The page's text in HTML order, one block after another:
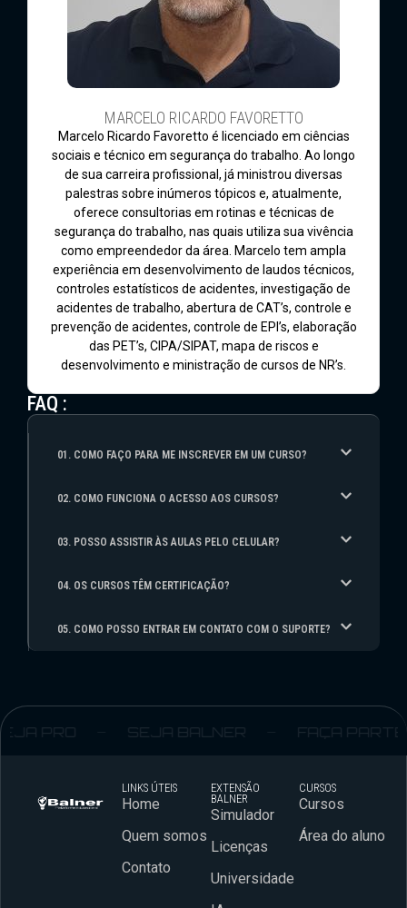
MARCELO RICARDO FAVORETTO
Marcelo Ricardo Favoretto é licenciado em ciências
sociais e técnico em segurança do trabalho. Ao longo
de sua carreira profissional, já ministrou diversas
palestras sobre inúmeros tópicos e, atualmente,
oferece consultorias em rotinas e técnicas de
segurança do trabalho, nas quais utiliza sua vivência
como empreendedor da área. Marcelo tem ampla
experiência em desenvolvimento de laudos técnicos,
controles estatísticos de acidentes, investigação de
acidentes de trabalho, abertura de CAT’s, controle e
prevenção de acidentes, controle de EPI’s, elaboração
das PET’s, CIPA/SIPAT, mapa de riscos e
desenvolvimento e ministração de cursos de NR’s.
FAQ :
01. COMO FAÇO PARA ME INSCREVER EM UM CURSO?
02. COMO FUNCIONA O ACESSO AOS CURSOS?
03. POSSO ASSISTIR ÀS AULAS PELO CELULAR?
04. OS CURSOS TÊM CERTIFICAÇÃO?
05. COMO POSSO ENTRAR EM CONTATO COM O SUPORTE?
PRO SEJA BALNER FAÇA PARTE
LINKS ÚTEIS
Home
Quem somos
Contato
EXTENSÃO
BALNER
Simulador
Licenças
Universidade
CURSOS
Cursos
Área do aluno